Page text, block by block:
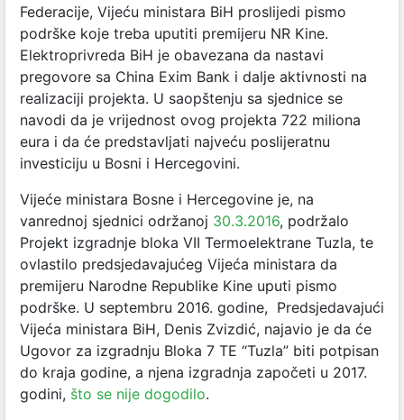
Federacije, Vijeću ministara BiH proslijedi pismo
podrške koje treba uputiti premijeru NR Kine.
Elektroprivreda BiH je obavezana da nastavi
pregovore sa China Exim Bank i dalje aktivnosti na
realizaciji projekta. U saopštenju sa sjednice se
navodi da je vrijednost ovog projekta 722 miliona
eura i da će predstavljati najveću poslijeratnu
investiciju u Bosni i Hercegovini.
Vijeće ministara Bosne i Hercegovine je, na
vanrednoj sjednici održanoj 30.3.2016, podržalo
Projekt izgradnje bloka VII Termoelektrane Tuzla, te
ovlastilo predsjedavajućeg Vijeća ministara da
premijeru Narodne Republike Kine uputi pismo
podrške. U septembru 2016. godine, Predsjedavajući
Vijeća ministara BiH, Denis Zvizdić, najavio je da će
Ugovor za izgradnju Bloka 7 TE “Tuzla” biti potpisan
do kraja godine, a njena izgradnja započeti u 2017.
godini, što se nije dogodilo.